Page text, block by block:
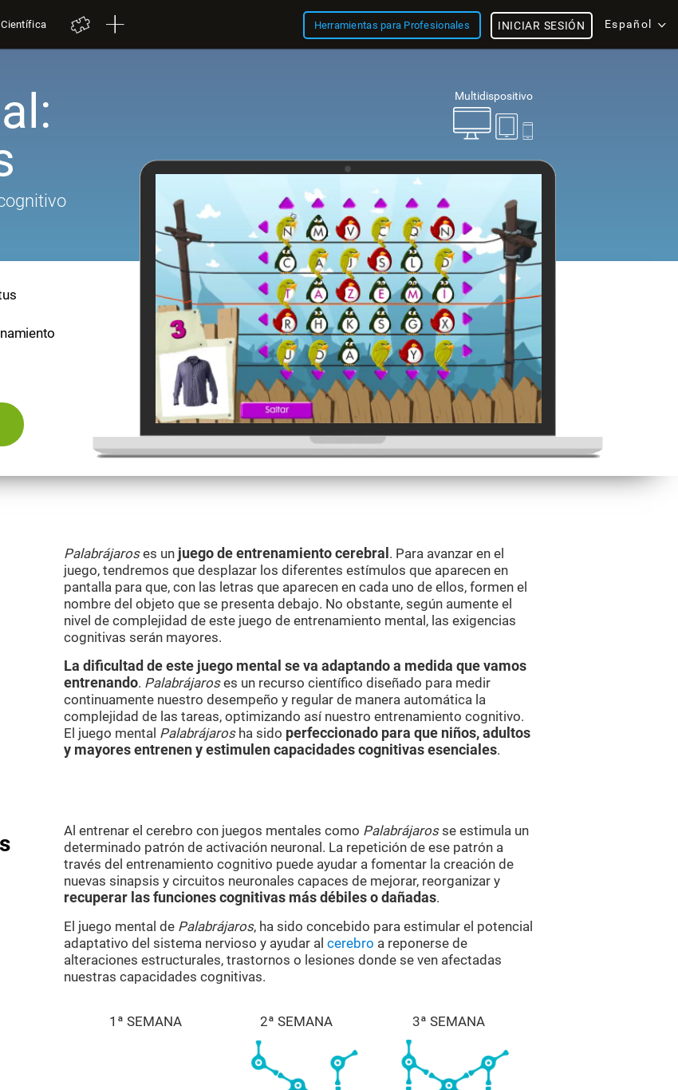
Herramientas para Profesionales Español
INICIAR SESIÓN
Multidispositivo
Palabrájaroses un juego de entrenamiento cerebral . Para avanzar en el
juego, tendremos que desplazar los diferentes estímulos que aparecen en
pantalla para que, con las letras que aparecen en cada uno de ellos, formen el
nombre del objeto que se presenta debajo. No obstante, según aumente el
nivel de complejidad de este juego de entrenamiento mental, las exigencias
cognitivas serán mayores.
La dificultad de este juego mental se va adaptando a medida que vamos
entrenando. Palabrájaroses un recurso científico diseñado para medir
continuamente nuestro desempeño y regular de manera automática la
complejidad de las tareas, optimizando así nuestro entrenamiento cognitivo.
El juego mental Palabrájarosha sido perfeccionado para que niños, adultos
y mayores entrenen y estimulen capacidades cognitivas esenciales.
Al entrenar el cerebro con juegos mentales como Palabrájarosse estimula un
determinado patrón de activación neuronal. La repetición de ese patrón a
través del entrenamiento cognitivo puede ayudar a fomentar la creación de
nuevas sinapsis y circuitos neuronales capaces de mejorar, reorganizar y
recuperar las funciones cognitivas más débiles o dañadas.
El juego mental de Palabrájaros, ha sido concebido para estimular el potencial
adaptativo del sistema nervioso y ayudar al cerebro a reponerse de
alteraciones estructurales, trastornos o lesiones donde se ven afectadas
nuestras capacidades cognitivas.
1ª SEMANA 2ª SEMANA 3ª SEMANA